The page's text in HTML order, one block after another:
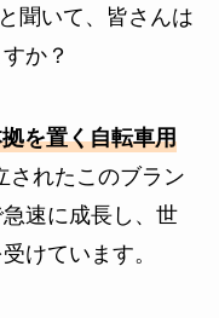
聞いて、皆さんは
か？
を置く自転車用
されたこのブラン
速に成長し、世
けています。